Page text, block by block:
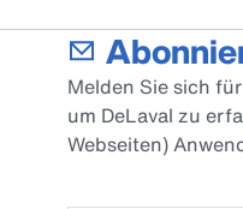
Melden Sie sich
um DeLaval zu
Webseiten)